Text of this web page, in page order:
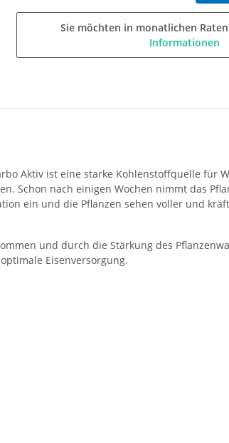
Sie möchten in monatlichen
Informationen
Aktiv ist eine starke Kohlenstoffquelle für
Schon nach einigen Wochen nimmt das
ein und die Pflanzen sehen voller und
und durch die Stärkung des
Eisenversorgung.